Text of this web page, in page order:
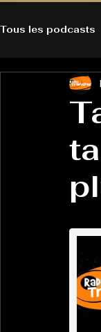
Tous les podcasts
A l'Ecoute de
Bulles à
Du pain et
HO-LA-TINO
La rubrique